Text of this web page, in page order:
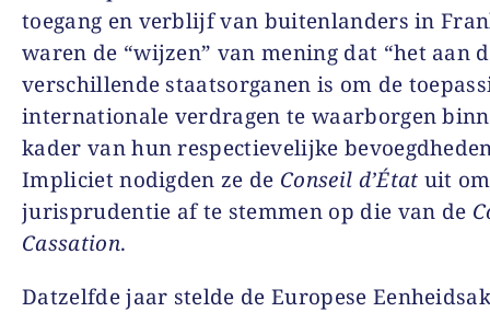
toegang en verblijf van buitenlanders in
waren de “wijzen” van mening dat “het aan
verschillende staatsorganen is om de
internationale verdragen te waarborgen
kader van hun respectievelijke
Impliciet nodigden ze de Conseil d’État uit
jurisprudentie af te stemmen op die van de
Cassation.
Datzelfde jaar stelde de Europese